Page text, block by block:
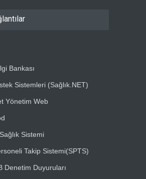
Bankası
Sistemleri (Sağlık.NET)
Yönetim Web
Sistemi
Takip Sistemi(SPTS)
Denetim Duyuruları